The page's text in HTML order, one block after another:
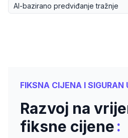
AI-bazirano predviđanje tražnje
FIKSNA CIJENA I SIGURAN
Razvoj na
fiksne cijene: